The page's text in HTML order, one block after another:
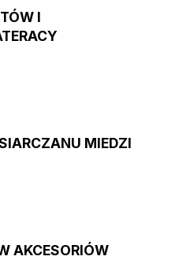
I
MIEDZI
AKCESORIÓW